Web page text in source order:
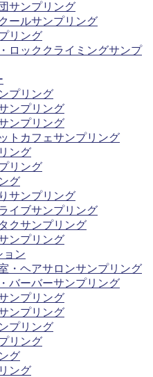
サンプリング
ールサンプリング
リング
ロッククライミングサンプ
プリング
ンプリング
ンプリング
トカフェサンプリング
ング
リング
グ
サンプリング
イブサンプリング
クサンプリング
ンプリング
ョン
・ヘアサロンサンプリング
バーバーサンプリング
ンプリング
ンプリング
プリング
リング
グ
ング